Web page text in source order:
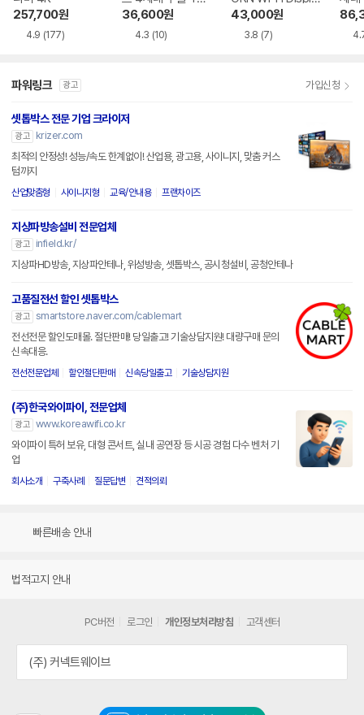
257,700원
4.9 (177)
4K
36,600원
4.3 (10)
y K9
43,000원
3.8 (7)
파워링크 광고 가입신청
셋톱박스 전문 기업 크라이저
광고
krizer.com
최적의 안정성! 성능/속도 한계없이! 산업용, 광고용, 사이니지, 맞춤 커스
텀까지
산업맞춤형 사이니지형 교육/안내용 프랜차이즈
지상파방송설비 전문업체
광고
infield.kr/
지상파HD방송, 지상파안테나, 위성방송, 셋톱박스, 공시청설비, 공청안테나
고품질전선 할인 셋톱박스
광고 smartstore.naver.com/cablemart
전선전문 할인도매몰. 절단판매! 당일출고! 기술상담지원! 대량구매 문의
신속대응.
전선전문업체 할인절단판매 신속당일출고 기술상담지원
(주)한국와이파이, 전문업체
광고 www.koreawifi.co.kr
와이파이 특허 보유, 대형 콘서트, 실내 공연장 등 시공 경험 다수 벤처 기
업
회사소개 구축사례 질문답변 견적의뢰
빠른배송 안내
법적고지 안내
PC버전 로그인 개인정보처리방침 고객센터
(주) 커넥트웨이브